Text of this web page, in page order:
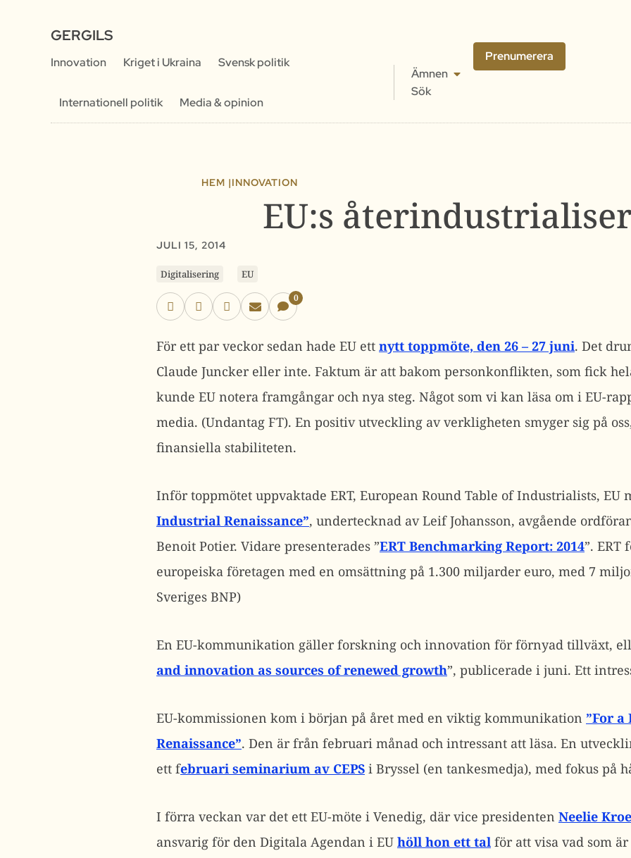
GERGILS
Innovation Kriget i Ukraina Svensk politik
Internationell politik Media & opinion
Ämnen
Sök
Prenumerera
HEM |INNOVATION
EU:s
JULI 15, 2014
Digitalisering EU
0
För ett par veckor sedan hade EU ett nytt toppmöte, den 26 – 27 juni. Det
Claude Juncker eller inte. Faktum är att bakom personkonflikten, som fick
kunde EU notera framgångar och nya steg. Något som vi kan läsa om i EU-
media. (Undantag FT). En positiv utveckling av verkligheten smyger sig på
finansiella stabiliteten.
Inför toppmötet uppvaktade ERT, European Round Table of Industrialists, EU
Industrial Renaissance”, undertecknad av Leif Johansson, avgående
Benoit Potier. Vidare presenterades ”ERT Benchmarking Report: 2014”. ERT
europeiska företagen med en omsättning på 1.300 miljarder euro, med 7
Sveriges BNP)
En EU-kommunikation gäller forskning och innovation för förnyad tillväxt,
and innovation as sources of renewed growth”, publicerade i juni. Ett
EU-kommissionen kom i början på året med en viktig kommunikation ”For a
Renaissance”. Den är från februari månad och intressant att läsa. En
ett februari seminarium av CEPS i Bryssel (en tankesmedja), med fokus på
I förra veckan var det ett EU-möte i Venedig, där vice presidenten Neelie
ansvarig för den Digitala Agendan i EU höll hon ett tal för att visa vad som